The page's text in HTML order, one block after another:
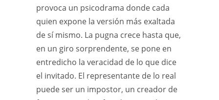
provoca un psicodrama donde cada
quien expone la versión más exaltada
de sí mismo. La pugna crece hasta que,
en un giro sorprendente, se pone en
entredicho la veracidad de lo que dice
el invitado. El representante de lo real
puede ser un impostor, un creador de